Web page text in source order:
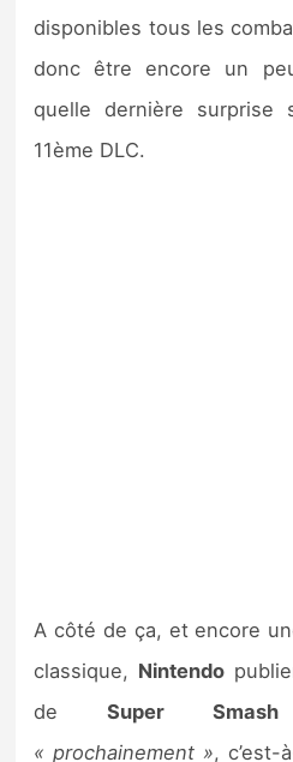
disponibles tous les
donc être encore un
quelle dernière surprise
11ème DLC.
A côté de ça, et encore
classique, Nintendo
deSuper
« prochainement », c’est-